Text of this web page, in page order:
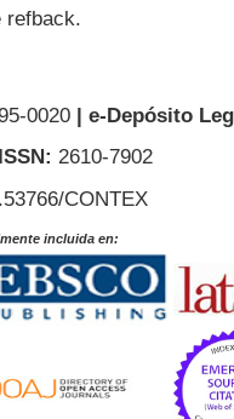
refback.
0020 | e-Depósito
2610-7902
CONTEX
incluida en: